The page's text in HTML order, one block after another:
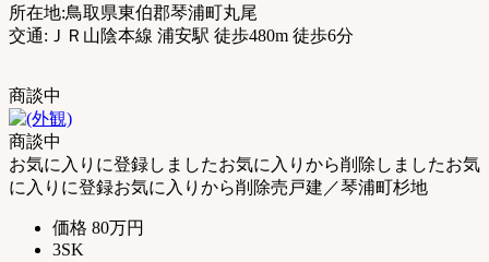
所在地:鳥取県東伯郡琴浦町丸尾
交通:ＪＲ山陰本線 浦安駅 徒歩480m 徒歩6分
商談中
商談中
お気に入りに登録しましたお気に入りから削除しましたお気
に入りに登録お気に入りから削除売戸建／琴浦町杉地
価格 80万円
3SK